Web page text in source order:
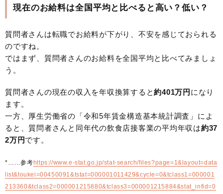
現在のお給料は全国平均と比べると高い？低い？
質問者さんは転職でお給料が下がり、不安を感じておられる
のですね。
ではまず、質問者さんのお給料を全国平均と比べてみましょ
う。
質問者さんの現在の収入を年収換算すると約401万円 になり
ます。
一方、厚生労働省の「令和5年賃金構造基本統計調査」によ
ると、質問者さんと同年代の飲食店接客業の平均年収は約37
2万円です。
*……参考https://www.e-stat.go.jp/stat-search/files?page=1&layout=data
list&toukei=00450091&tstat=000001011429&cycle=0&tclass1=000001
213360&tclass2=000001215880&tclass3=000001215884&stat_infid=0